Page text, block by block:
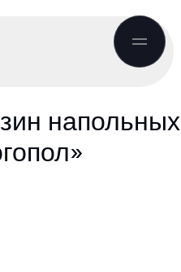
напольных